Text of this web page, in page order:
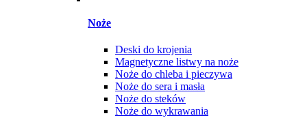
Noże
Deski do krojenia
Magnetyczne listwy na noże
Noże do chleba i pieczywa
Noże do sera i masła
Noże do steków
Noże do wykrawania